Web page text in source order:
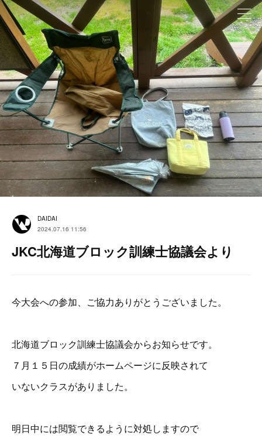
DAIDAI
2024.07.16 11:56
JKC北海道ブロック訓練士協議会より
今大会への参加、ご協力ありがとうございました。
北海道ブロック訓練士協議会からお知らせです。
７月１５日の成績がホームページに反映されて
いないクラスがありました。
明日中には閲覧できるように対処しますので